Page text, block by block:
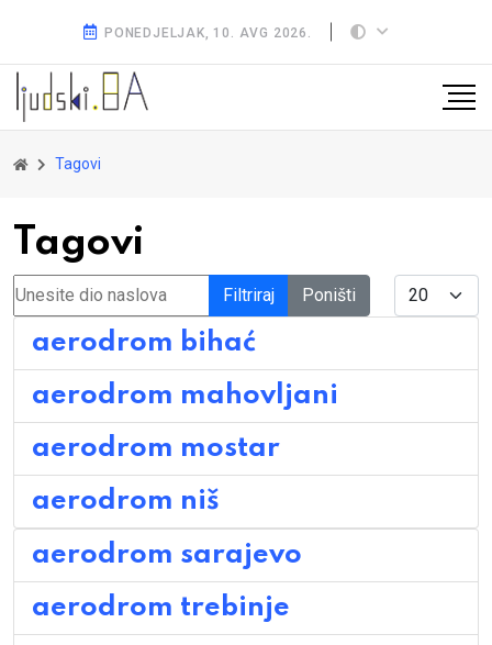
PONEDJELJAK, 10. AVG 2026.
Tagovi
Tagovi
Unesite dio naslova Filtriraj Poništi Display #
aerodrom bihać
aerodrom mahovljani
aerodrom mostar
aerodrom niš
aerodrom sarajevo
aerodrom trebinje